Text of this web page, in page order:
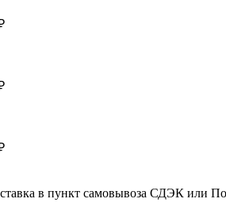
в пункт самовывоза СДЭК или